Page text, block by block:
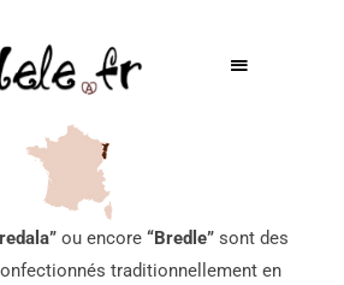
ou encore “Bredle” sont des
traditionnellement en